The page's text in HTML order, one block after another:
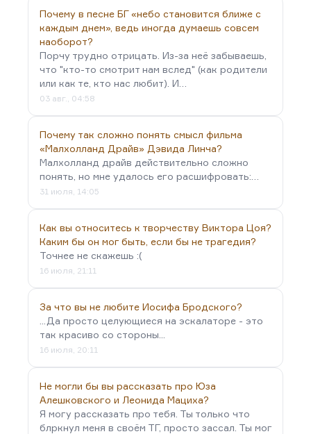
Почему в песне БГ «небо становится ближе с
каждым днем», ведь иногда думаешь совсем
наоборот?
Порчу трудно отрицать. Из-за неё забываешь,
что "кто-то смотрит нам вслед" (как родители
или как те, кто нас любит). И…
03 авг., 04:58
Почему так сложно понять смысл фильма
«Малхолланд Драйв» Дэвида Линча?
Малхолланд драйв действительно сложно
понять, но мне удалось его расшифровать:…
31 июля, 14:05
Как вы относитесь к творчеству Виктора Цоя?
Каким бы он мог быть, если бы не трагедия?
Точнее не скажешь :(
16 июля, 21:11
За что вы не любите Иосифа Бродского?
...Да просто целующиеся на эскалаторе - это
так красиво со стороны...
16 июля, 20:11
Не могли бы вы рассказать про Юза
Алешковского и Леонида Мациха?
Я могу рассказать про тебя. Ты только что
блркнул меня в своём ТГ, просто зассал. Ты мог